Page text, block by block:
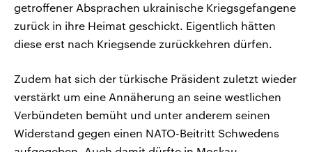
getroffener Absprachen ukrainische Kriegsgefangene
zurück in ihre Heimat geschickt. Eigentlich hätten
diese erst nach Kriegsende zurückkehren dürfen.
Zudem hat sich der türkische Präsident zuletzt wieder
verstärkt um eine Annäherung an seine westlichen
Verbündeten bemüht und unter anderem seinen
Widerstand gegen einen NATO-Beitritt Schwedens